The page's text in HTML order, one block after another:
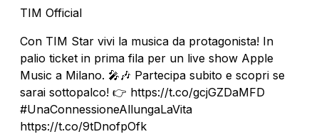
TIM Official
Con TIM Star vivi la musica da protagonista! In
palio ticket in prima fila per un live show Apple
Music a Milano. 🎤🎶 Partecipa subito e scopri se
sarai sottopalco! 👉 https://t.co/gcjGZDaMFD
#UnaConnessioneAllungaLaVita
https://t.co/9tDnofpOfk